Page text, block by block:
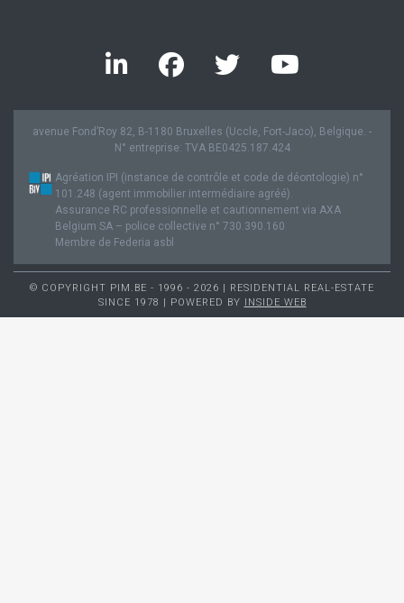
avenue Fond’Roy 82, B-1180 Bruxelles (Uccle, Fort-Jaco), Belgique. -
N° entreprise: TVA BE0425.187.424
Agréation IPI (instance de contrôle et code de déontologie) n°
101.248 (agent immobilier intermédiaire agréé).
Assurance RC professionnelle et cautionnement via AXA
Belgium SA – police collective n° 730.390.160
Membre de Federia asbl
© COPYRIGHT PIM.BE - 1996 - 2026 | RESIDENTIAL REAL-ESTATE
SINCE 1978 | POWERED BY INSIDE WEB